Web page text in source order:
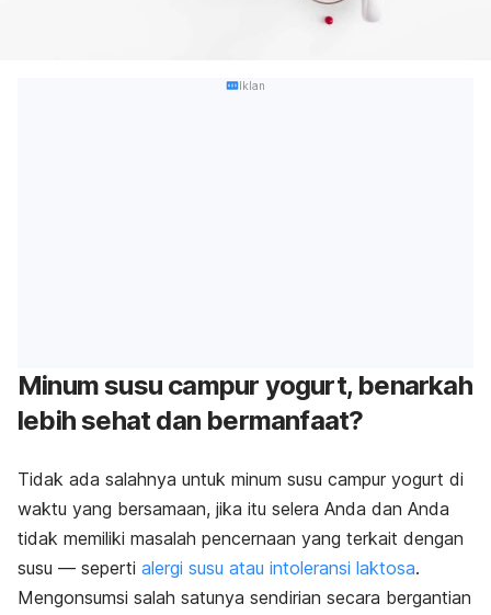
Iklan
Minum susu campur yogurt, benarkah
lebih sehat dan bermanfaat?
Tidak ada salahnya untuk minum susu campur yogurt di
waktu yang bersamaan, jika itu selera Anda dan Anda
tidak memiliki masalah pencernaan yang terkait dengan
susu — seperti alergi susu atau intoleransi laktosa.
Mengonsumsi salah satunya sendirian secara bergantian